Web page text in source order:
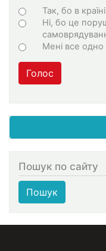
Choices
Так, бо в
Ні, бо це
Мені все одно
Голос
Пошук по сайту
Пошук